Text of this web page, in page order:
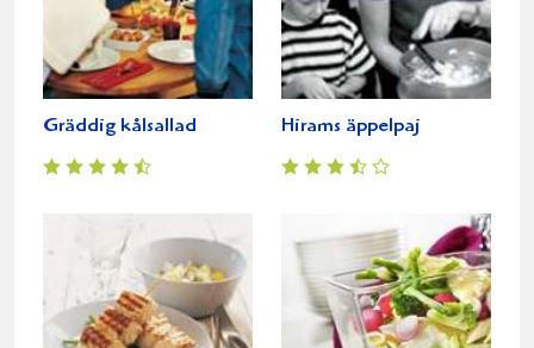
Gräddig kålsallad Hirams äppelpaj